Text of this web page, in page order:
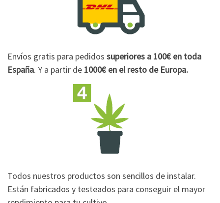
Envíos gratis para pedidos superiores a 100€ en toda
España. Y a partir de 1000€ en el resto de Europa.
Todos nuestros productos son sencillos de instalar.
Están fabricados y testeados para conseguir el mayor